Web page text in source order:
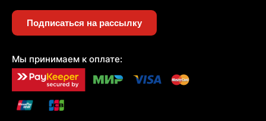
Подписаться на рассылку
Мы принимаем к оплате: